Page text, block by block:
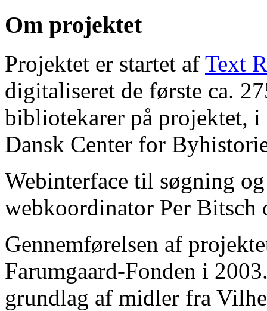
Om projektet
Projektet er startet af Text
digitaliseret de første ca.
bibliotekarer på projektet, i
Dansk Center for
Webinterface til søgning
webkoordinator Per Bitsch
Gennemførelsen af
Farumgaard-Fonden i
grundlag af midler fra